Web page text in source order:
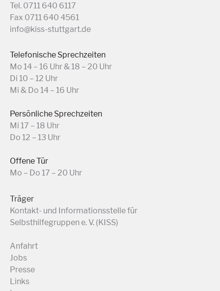
Tel. 0711 640 6117
Fax 0711 640 4561
info@kiss-stuttgart.de
Telefonische Sprechzeiten
Mo 14 – 16 Uhr & 18 – 20 Uhr
Di 10 – 12 Uhr
Mi & Do 14 – 16 Uhr
Persönliche Sprechzeiten
Mi 17 – 18 Uhr
Do 12 – 13 Uhr
Offene Tür
Mo – Do 17 – 20 Uhr
Träger
Kontakt- und Informationsstelle für
Selbsthilfegruppen e. V. (KISS)
Anfahrt
Jobs
Presse
Links